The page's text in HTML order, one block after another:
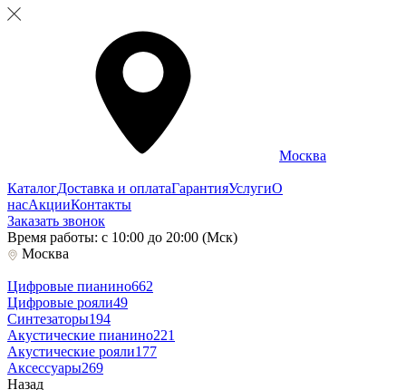
Москва
КаталогДоставка и оплатаГарантияУслугиО
насАкцииКонтакты
Заказать звонок
Время работы: с 10:00 до 20:00 (Мск)
Москва
Цифровые пианино662
Цифровые рояли49
Синтезаторы194
Акустические пианино221
Акустические рояли177
Аксессуары269
Назад